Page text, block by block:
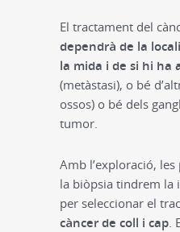
El tractament del
dependrà de la
la mida i de si hi ha
(metàstasi), o bé
ossos) o bé dels
tumor.
Amb l’exploració,
la biòpsia tindrem la
per seleccionar el
càncer de coll i cap.